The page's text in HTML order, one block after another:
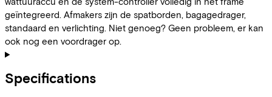
geïntegreerd. Afmakers zijn de spatborden, bagagedrager,
standaard en verlichting. Niet genoeg? Geen probleem, er kan
ook nog een voordrager op.
Specifications